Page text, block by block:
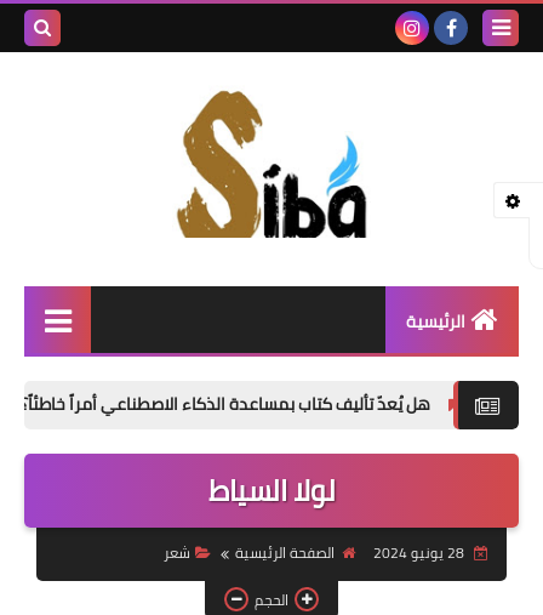
الرئيسية
نصوص
قصة قصيرة
قصة قصيرة جداً
هل يُعدّ تأليف كتاب بمساعدة الذكاء الاصطناعي أمراً خاطئاً؟
لولا السياط
28 يونيو 2024 الصفحة الرئيسية
شعر
الحجم